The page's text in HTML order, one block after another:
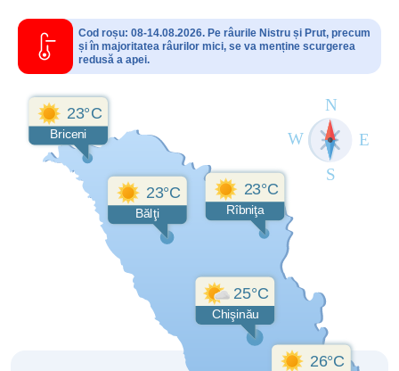
Cod roșu: 08-14.08.2026. Pe râurile Nistru și Prut, precum
și în majoritatea râurilor mici, se va menține scurgerea
redusă a apei.
23°C
Briceni
23°C
Bălţi
23°C
Rîbniţa
25°C
Chişinău
26°C